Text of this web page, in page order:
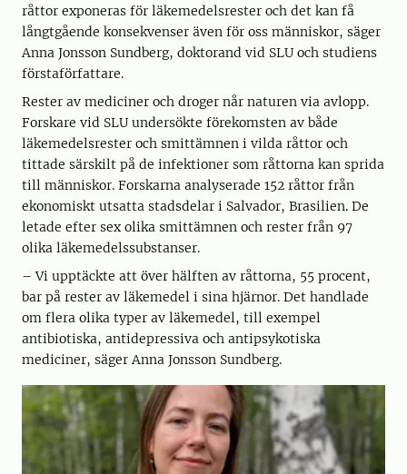
råttor exponeras för läkemedelsrester och det kan få
långtgående konsekvenser även för oss människor, säger
Anna Jonsson Sundberg, doktorand vid SLU och studiens
förstaförfattare.
Rester av mediciner och droger når naturen via avlopp.
Forskare vid SLU undersökte förekomsten av både
läkemedelsrester och smittämnen i vilda råttor och
tittade särskilt på de infektioner som råttorna kan sprida
till människor. Forskarna analyserade 152 råttor från
ekonomiskt utsatta stadsdelar i Salvador, Brasilien. De
letade efter sex olika smittämnen och rester från 97
olika läkemedelssubstanser.
– Vi upptäckte att över hälften av råttorna, 55 procent,
bar på rester av läkemedel i sina hjärnor. Det handlade
om flera olika typer av läkemedel, till exempel
antibiotiska, antidepressiva och antipsykotiska
mediciner, säger Anna Jonsson Sundberg.